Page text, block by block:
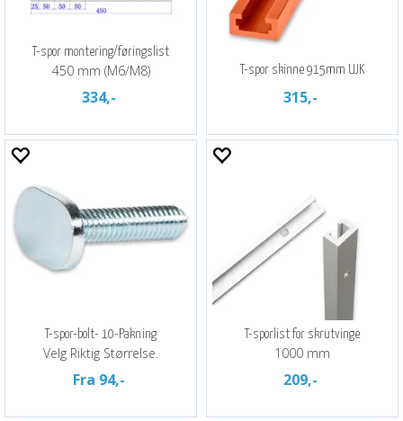
T-spor montering/føringslist
450 mm (M6/M8)
334,-
T-spor skinne 915mm UJK
315,-
T-spor-bolt- 10-Pakning
Velg Riktig Størrelse.
Fra 94,-
T-sporlist for skrutvinge
1000 mm
209,-